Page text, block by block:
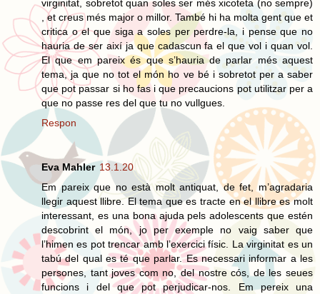
virginitat, sobretot quan soles ser més xicoteta (no sempre)
, et creus més major o millor. També hi ha molta gent que et
critica o el que siga a soles per perdre-la, i pense que no
hauria de ser així ja que cadascun fa el que vol i quan vol.
El que em pareix és que s’hauria de parlar més aquest
tema, ja que no tot el món ho ve bé i sobretot per a saber
que pot passar si ho fas i que precaucions pot utilitzar per a
que no passe res del que tu no vullgues.
Respon
Eva Mahler 13.1.20
Em pareix que no està molt antiquat, de fet, m’agradaria
llegir aquest llibre. El tema que es tracte en el llibre es molt
interessant, es una bona ajuda pels adolescents que estén
descobrint el món, jo per exemple no vaig saber que
l’himen es pot trencar amb l’exercici físic. La virginitat es un
tabú del qual es té que parlar. Es necessari informar a les
persones, tant joves com no, del nostre cós, de les seues
funcions i del que pot perjudicar-nos. Em pereix una